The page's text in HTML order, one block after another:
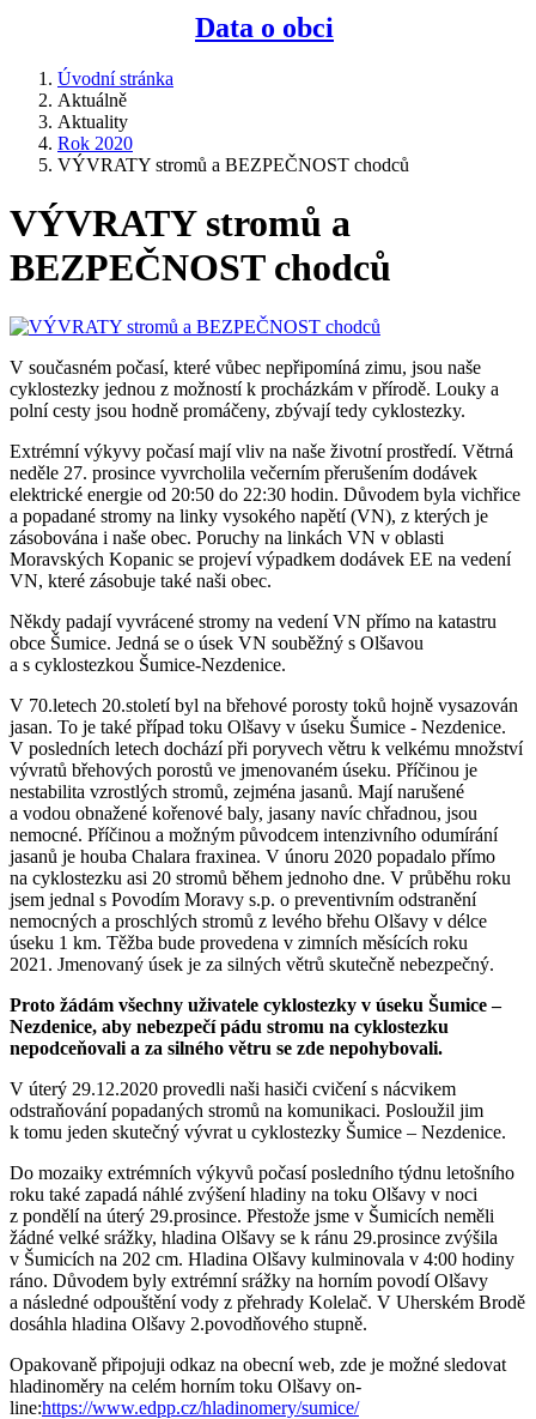
Data o obci
Úvodní stránka
Aktuálně
Aktuality
Rok 2020
VÝVRATY stromů a BEZPEČNOST chodců
VÝVRATY stromů a
BEZPEČNOST chodců
V současném počasí, které vůbec nepřipomíná zimu, jsou naše
cyklostezky jednou z možností k procházkám v přírodě. Louky a
polní cesty jsou hodně promáčeny, zbývají tedy cyklostezky.
Extrémní výkyvy počasí mají vliv na naše životní prostředí. Větrná
neděle 27. prosince vyvrcholila večerním přerušením dodávek
elektrické energie od 20:50 do 22:30 hodin. Důvodem byla vichřice
a popadané stromy na linky vysokého napětí (VN), z kterých je
zásobována i naše obec. Poruchy na linkách VN v oblasti
Moravských Kopanic se projeví výpadkem dodávek EE na vedení
VN, které zásobuje také naši obec.
Někdy padají vyvrácené stromy na vedení VN přímo na katastru
obce Šumice. Jedná se o úsek VN souběžný s Olšavou
a s cyklostezkou Šumice-Nezdenice.
V 70.letech 20.století byl na břehové porosty toků hojně vysazován
jasan. To je také případ toku Olšavy v úseku Šumice - Nezdenice.
V posledních letech dochází při poryvech větru k velkému množství
vývratů břehových porostů ve jmenovaném úseku. Příčinou je
nestabilita vzrostlých stromů, zejména jasanů. Mají narušené
a vodou obnažené kořenové baly, jasany navíc chřadnou, jsou
nemocné. Příčinou a možným původcem intenzivního odumírání
jasanů je houba Chalara fraxinea. V únoru 2020 popadalo přímo
na cyklostezku asi 20 stromů během jednoho dne. V průběhu roku
jsem jednal s Povodím Moravy s.p. o preventivním odstranění
nemocných a proschlých stromů z levého břehu Olšavy v délce
úseku 1 km. Těžba bude provedena v zimních měsících roku
2021. Jmenovaný úsek je za silných větrů skutečně nebezpečný.
Proto žádám všechny uživatele cyklostezky v úseku Šumice –
Nezdenice, aby nebezpečí pádu stromu na cyklostezku
nepodceňovali a za silného větru se zde nepohybovali.
V úterý 29.12.2020 provedli naši hasiči cvičení s nácvikem
odstraňování popadaných stromů na komunikaci. Posloužil jim
k tomu jeden skutečný vývrat u cyklostezky Šumice – Nezdenice.
Do mozaiky extrémních výkyvů počasí posledního týdnu letošního
roku také zapadá náhlé zvýšení hladiny na toku Olšavy v noci
z pondělí na úterý 29.prosince. Přestože jsme v Šumicích neměli
žádné velké srážky, hladina Olšavy se k ránu 29.prosince zvýšila
v Šumicích na 202 cm. Hladina Olšavy kulminovala v 4:00 hodiny
ráno. Důvodem byly extrémní srážky na horním povodí Olšavy
a následné odpouštění vody z přehrady Kolelač. V Uherském Brodě
dosáhla hladina Olšavy 2.povodňového stupně.
Opakovaně připojuji odkaz na obecní web, zde je možné sledovat
hladinoměry na celém horním toku Olšavy on-
line:https://www.edpp.cz/hladinomery/sumice/